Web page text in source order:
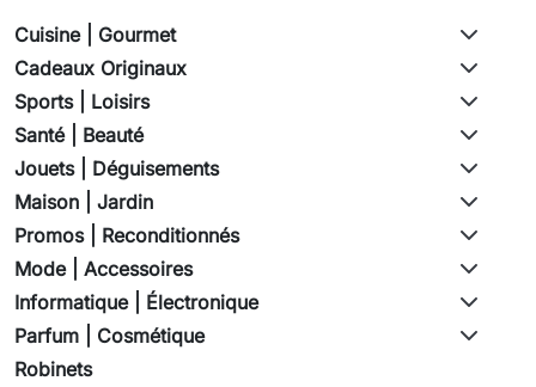
Cuisine | Gourmet
Cadeaux Originaux
Sports | Loisirs
Santé | Beauté
Jouets | Déguisements
Maison | Jardin
Promos | Reconditionnés
Mode | Accessoires
Informatique | Électronique
Parfum | Cosmétique
Robinets